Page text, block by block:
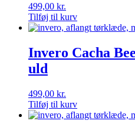
varesiden
499,00 kr.
Tilføj til kurv
Invero Cacha
uld
499,00 kr.
Tilføj til kurv